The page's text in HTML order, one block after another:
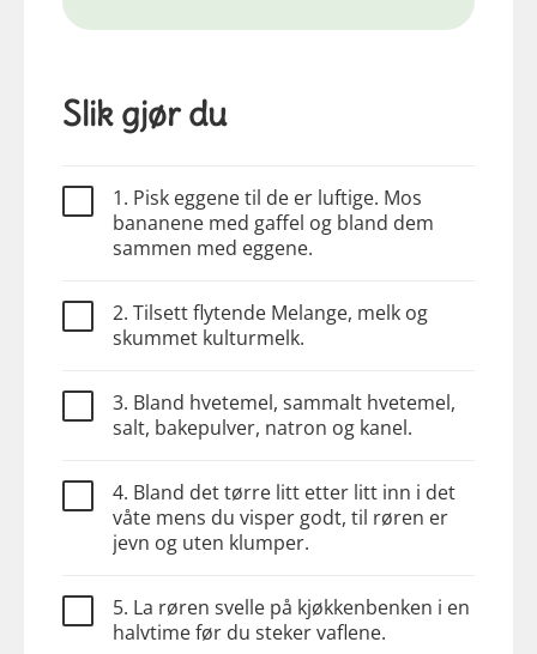
Slik gjør du
1. Pisk eggene til de er luftige. Mos
bananene med gaffel og bland dem
sammen med eggene.
2. Tilsett flytende Melange, melk og
skummet kulturmelk.
3. Bland hvetemel, sammalt hvetemel,
salt, bakepulver, natron og kanel.
4. Bland det tørre litt etter litt inn i det
våte mens du visper godt, til røren er
jevn og uten klumper.
5. La røren svelle på kjøkkenbenken i en
halvtime før du steker vaflene.